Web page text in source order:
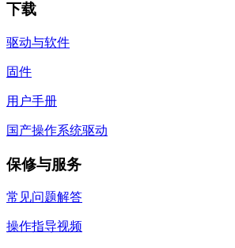
下载
驱动与软件
固件
用户手册
国产操作系统驱动
保修与服务
常见问题解答
操作指导视频